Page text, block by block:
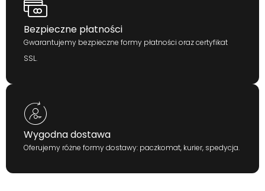
Bezpieczne płatności
Gwarantujemy bezpieczne formy płatności oraz certyfikat
SSL.
Wygodna dostawa
Oferujemy różne formy dostawy: paczkomat, kurier, spedycja.